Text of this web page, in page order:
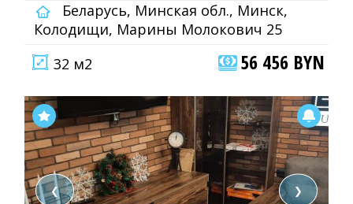
Беларусь, Минская обл., Минск,
Колодищи, Марины Молокович 25
32 м2
56 456 BYN
❮ ❯